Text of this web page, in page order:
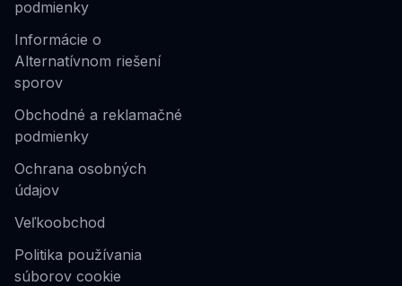
podmienky
Informácie o
Alternatívnom riešení
sporov
Obchodné a reklamačné
podmienky
Ochrana osobných
údajov
Veľkoobchod
Politika používania
súborov cookie